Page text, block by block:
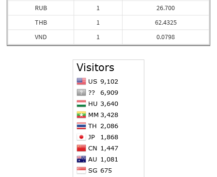
RUB
THB
VND
1
1
1
26.700
62.4325
0.0798